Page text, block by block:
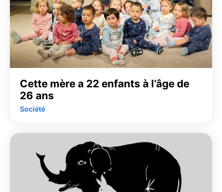
Cette mère a 22 enfants à l’âge de
26 ans
Société